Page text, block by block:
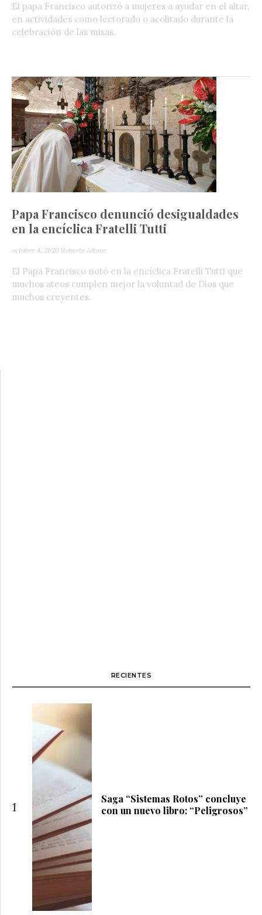
El papa Francisco autorizó a mujeres a ayudar en el altar,
en actividades como lectorado o acolitado durante la
celebración de las misas.
Papa Francisco denunció desigualdades
en la encíclica Fratelli Tutti
octubre 4, 2020 Roberto Altuve
El Papa Francisco notó en la encíclica Fratelli Tutti que
muchos ateos cumplen mejor la voluntad de Dios que
muchos creyentes.
RECIENTES
1
Saga “Sistemas Rotos” concluye
con un nuevo libro: “Peligrosos”